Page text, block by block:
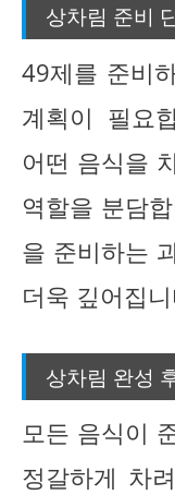
상차림 준비
49제를 준비
계획이 필요
어떤 음식을
역할을 분담
을 준비하는
더욱 깊어집
상차림 완성
모든 음식이
정갈하게 차